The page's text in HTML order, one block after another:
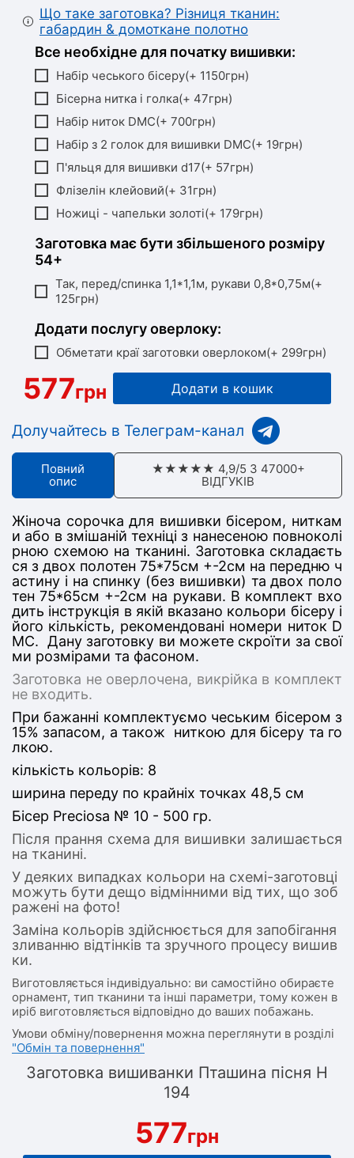
Що таке заготовка? Різниця тканин:
габардин & домоткане полотно
Все необхідне для початку вишивки:
Набір чеського бісеру(+ 1150грн)
Бісерна нитка і голка(+ 47грн)
Набір ниток DMC(+ 700грн)
Набір з 2 голок для вишивки DMC(+ 19грн)
П'яльця для вишивки d17(+ 57грн)
Флізелін клейовий(+ 31грн)
Ножиці - чапельки золоті(+ 179грн)
Заготовка має бути збільшеного розміру
54+
Так, перед/спинка 1,1*1,1м, рукави 0,8*0,75м(+
125грн)
Додати послугу оверлоку:
Обметати краї заготовки оверлоком(+ 299грн)
577грн Додати в кошик
Долучайтесь в Телеграм-канал
Повний
опис
★★★★★ 4,9/5 З 47000+
ВІДГУКІВ
Жіноча сорочка для вишивки бісером, ниткам
и або в змішаній техніці з нанесеною повноколі
рною схемою на тканині. Заготовка складаєть
ся з двох полотен 75*75см +-2см на передню ч
астину і на спинку (без вишивки) та двох поло
тен 75*65см +-2см на рукави. В комплект вхо
дить інструкція в якій вказано кольори бісеру і
його кількість, рекомендовані номери ниток D
MC. Дану заготовку ви можете скроїти за свої
ми розмірами та фасоном.
Заготовка не оверлочена, викрійка в комплект
не входить.
При бажанні комплектуємо чеським бісером з
15% запасом, а також ниткою для бісеру та го
лкою.
кількість кольорів: 8
ширина переду по крайніх точках 48,5 см
Бісер Preciosa № 10 - 500 гр.
Після прання схема для вишивки залишається
на тканині.
У деяких випадках кольори на схемі-заготовці
можуть бути дещо відмінними від тих, що зоб
ражені на фото!
Заміна кольорів здійснюється для запобігання
зливанню відтінків та зручного процесу вишив
ки.
Виготовляється індивідуально: ви самостійно обираєте
орнамент, тип тканини та інші параметри, тому кожен в
иріб виготовляється відповідно до ваших побажань.
Умови обміну/повернення можна переглянути в розділі
"Обмін та повернення"
Заготовка вишиванки Пташина пісня Н
194
577грн